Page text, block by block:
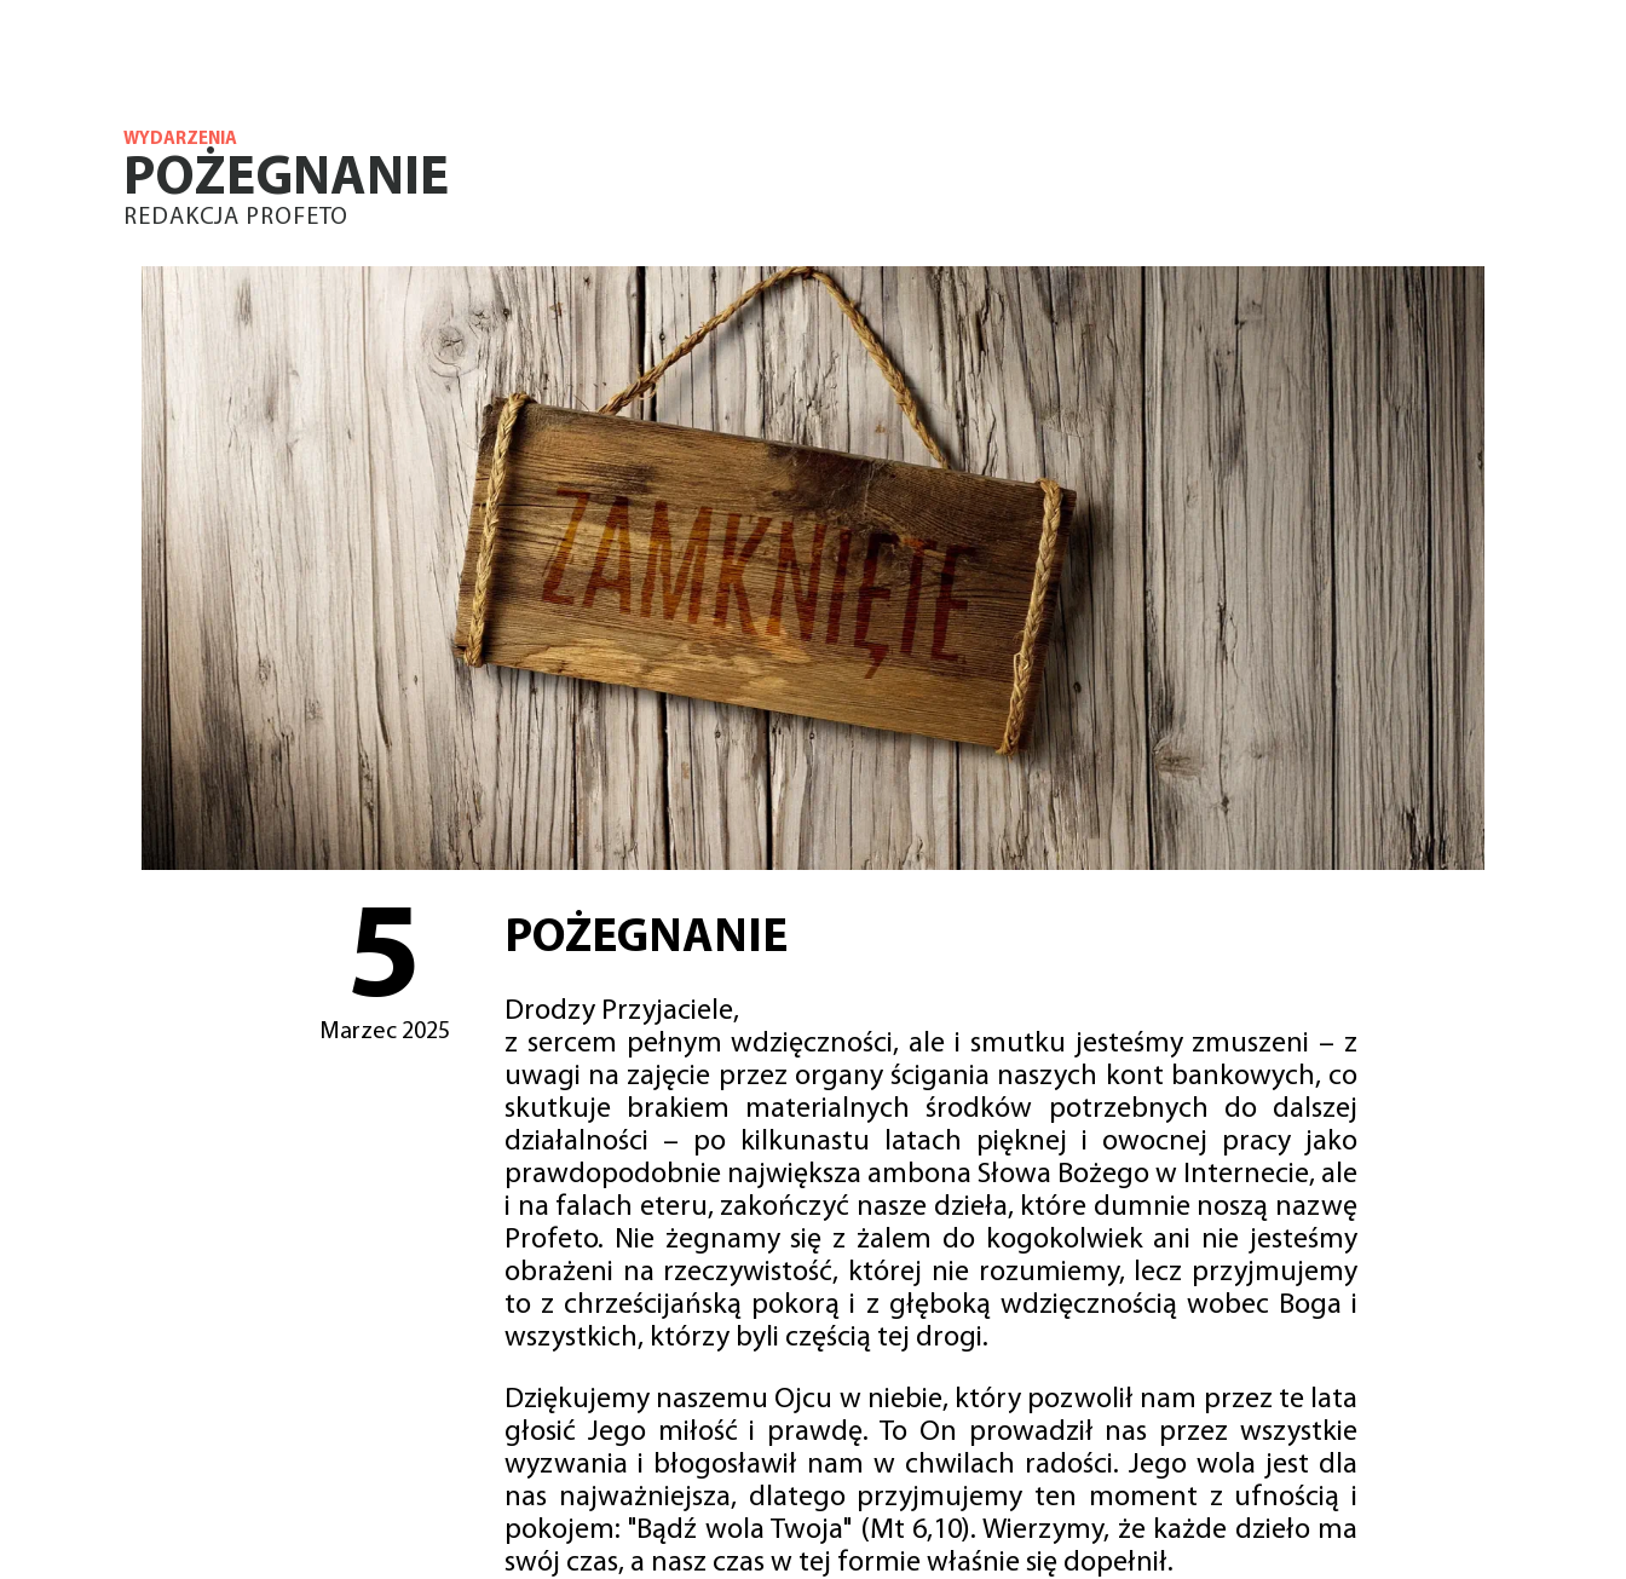
WYDARZENIA
POŻEGNANIE
REDAKCJA PROFETO
5
Marzec 2025
POŻEGNANIE
Drodzy Przyjaciele,
z sercem pełnym wdzięczności, ale i smutku jesteśmy zmuszeni – z
uwagi na zajęcie przez organy ścigania naszych kont bankowych, co
skutkuje brakiem materialnych środków potrzebnych do dalszej
działalności – po kilkunastu latach pięknej i owocnej pracy jako
prawdopodobnie największa ambona Słowa Bożego w Internecie, ale
i na falach eteru, zakończyć nasze dzieła, które dumnie noszą nazwę
Profeto. Nie żegnamy się z żalem do kogokolwiek ani nie jesteśmy
obrażeni na rzeczywistość, której nie rozumiemy, lecz przyjmujemy
to z chrześcijańską pokorą i z głęboką wdzięcznością wobec Boga i
wszystkich, którzy byli częścią tej drogi.
Dziękujemy naszemu Ojcu w niebie, który pozwolił nam przez te lata
głosić Jego miłość i prawdę. To On prowadził nas przez wszystkie
wyzwania i błogosławił nam w chwilach radości. Jego wola jest dla
nas najważniejsza, dlatego przyjmujemy ten moment z ufnością i
pokojem: "Bądź wola Twoja" (Mt 6,10). Wierzymy, że każde dzieło ma
swój czas, a nasz czas w tej formie właśnie się dopełnił.